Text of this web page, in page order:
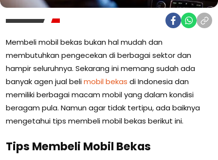
Membeli mobil bekas bukan hal mudah dan
membutuhkan pengecekan di berbagai sektor dan
hampir seluruhnya. Sekarang ini memang sudah ada
banyak agen jual belimobil bekas di Indonesia dan
memiliki berbagai macam mobil yang dalam kondisi
beragam pula. Namun agar tidak tertipu, ada baiknya
mengetahui tips membeli mobil bekas berikut ini.
Tips Membeli Mobil Bekas